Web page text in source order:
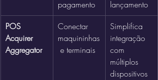
pagamento
lançamento
POS
Acquirer
Aggregator
Conectar
maquininhas
e terminais
Simplifica
integração
com
múltiplos
dispositivos